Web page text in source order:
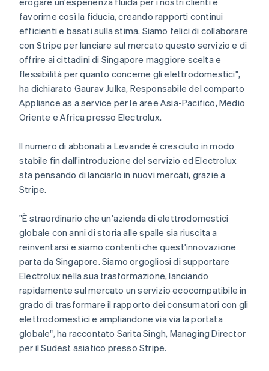
favorirne così la fiducia, creando rapporti continui
efficienti e basati sulla stima. Siamo felici di collaborare
con Stripe per lanciare sul mercato questo servizio e di
offrire ai cittadini di Singapore maggiore scelta e
flessibilità per quanto concerne gli elettrodomestici",
ha dichiarato Gaurav Julka, Responsabile del comparto
Appliance as a service per le aree Asia-Pacifico, Medio
Oriente e Africa presso Electrolux.
Il numero di abbonati a Levande è cresciuto in modo
stabile fin dall'introduzione del servizio ed Electrolux
sta pensando di lanciarlo in nuovi mercati, grazie a
Stripe.
"È straordinario che un'azienda di elettrodomestici
globale con anni di storia alle spalle sia riuscita a
reinventarsi e siamo contenti che quest'innovazione
parta da Singapore. Siamo orgogliosi di supportare
Electrolux nella sua trasformazione, lanciando
rapidamente sul mercato un servizio ecocompatibile in
grado di trasformare il rapporto dei consumatori con gli
elettrodomestici e ampliandone via via la portata
globale", ha raccontato Sarita Singh, Managing Director
per il Sudest asiatico presso Stripe.
Australia
English
Austria
DeutschEnglish
Belgio
NederlandsFrançais DeutschEnglish
Brasile
Português English
Bulgaria
Canada
English Français
Cina continentale
简体中文English
Cipro
Croazia
English Italiano
Danimarca
English
Emirati Arabi Uniti
English
Estonia
English
Finlandia
English
Francia
FrançaisEnglish